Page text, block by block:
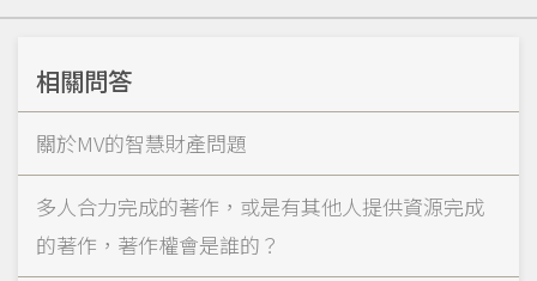
相關問答
關於MV的智慧財產問題
多人合力完成的著作，或是有其他人提供資源完成
的著作，著作權會是誰的？